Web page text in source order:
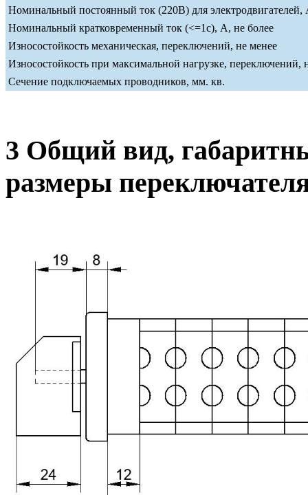
Номинальный постоянный ток (220В) для электродвигателей,
Номинальный кратковременный ток (<=1c), А, не более
Износостойкость механическая, переключений, не менее
Износостойкость при максимальной нагрузке, переключений,
Сечение подключаемых проводников, мм. кв.
3 Общий вид,
размеры